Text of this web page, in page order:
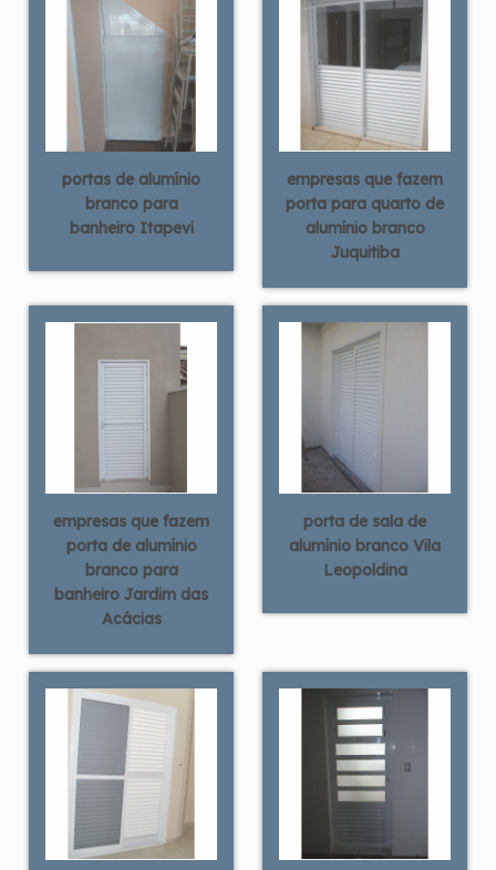
portas de alumínio
branco para
banheiro Itapevi
empresas que fazem
porta para quarto de
alumínio branco
Juquitiba
empresas que fazem
porta de alumínio
branco para
banheiro Jardim das
Acácias
porta de sala de
alumínio branco Vila
Leopoldina